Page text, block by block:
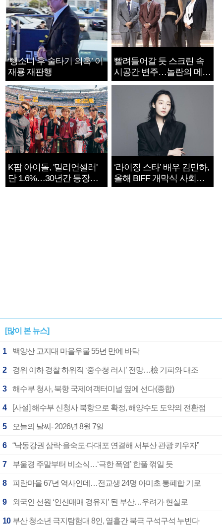
‘뺑소니 후 술타기 의혹’ 이
재룡 재판행
빨려들어갈 듯 스크린 속
시공간 변주…놀란의 메시
지는 ‘전쟁 속죄’
K팝 아이돌, '밀리언셀러'
단 1.6%…30년간 등장
1182개팀 전수조사
‘라이징 스타’ 배우 김민하,
올해 BIFF 개막식 사회자
확정
[많이 본 뉴스]
1 백양산 고지대 마을우물 55년 만에 바닥
2 경위 이하 경찰 하위직 ‘중수청 러시’ 전망…檢 기피와 대조
3 해수부 청사, 북항 국제여객터미널 옆에 선다(종합)
4 [사설] 해수부 신청사 북항으로 확정, 해양수도 도약의 전환점
5 오늘의 날씨- 2026년 8월 7일
6 “낙동강권 삼락·을숙도·다대포 연결해 서부산 관광 키우자”
7 부울경 주말부터 비소식…‘극한 폭염’ 한풀 꺾일 듯
8 피란마을 67년 역사인데…전교생 24명 아미초 통폐합 기로
9 외국인 선원 ‘인신매매 경유지’ 된 부산…우려가 현실로
10 부산 청소년 극지탐험대 8인, 열흘간 북극 구석구석 누빈다